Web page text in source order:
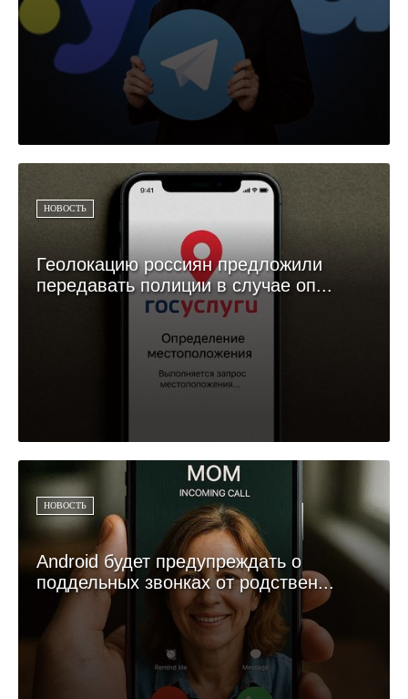
НОВОСТЬ
Геолокацию россиян предложили
передавать полиции в случае оп...
НОВОСТЬ
Android будет предупреждать о
поддельных звонках от родствен...